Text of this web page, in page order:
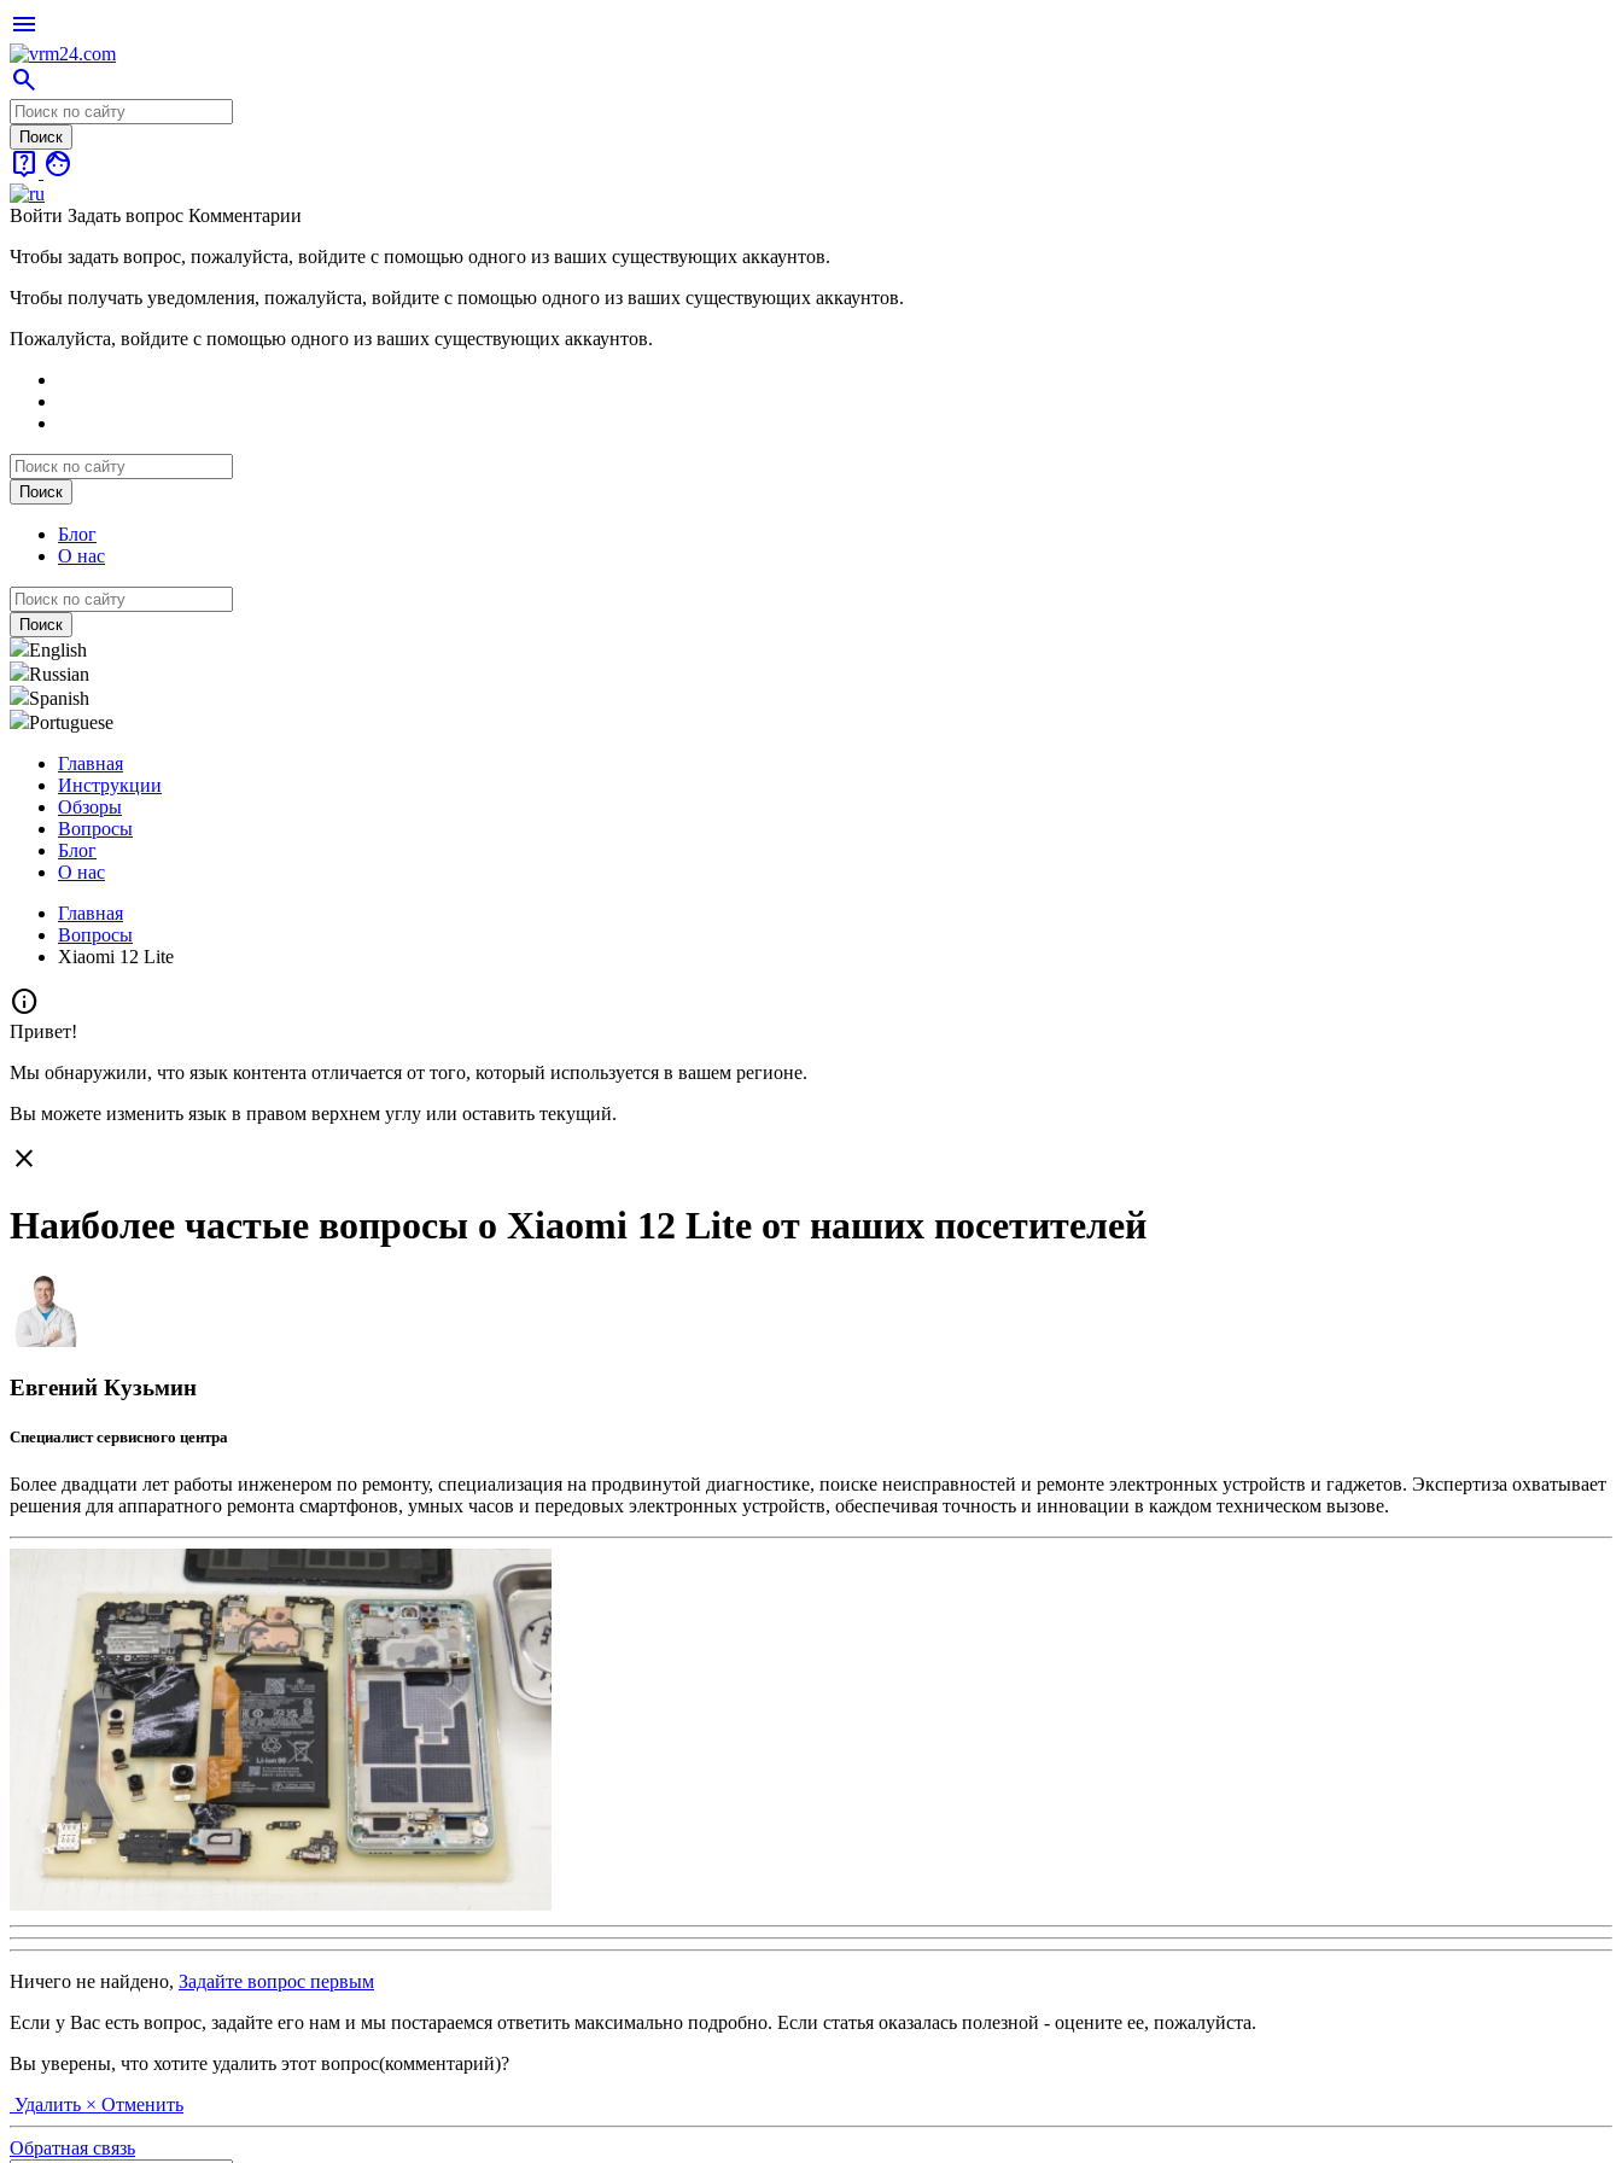
menu
search
live_help face
Войти Задать вопрос Комментарии
Чтобы задать вопрос, пожалуйста, войдите с помощью одного из ваших существующих аккаунтов.
Чтобы получать уведомления, пожалуйста, войдите с помощью одного из ваших существующих аккаунтов.
Пожалуйста, войдите с помощью одного из ваших существующих аккаунтов.
Блог
О нас
English
Russian
Spanish
Portuguese
Главная
Инструкции
Обзоры
Вопросы
Блог
О нас
Главная
Вопросы
Xiaomi 12 Lite
info
Привет!
Мы обнаружили, что язык контента отличается от того, который используется в вашем регионе.
Вы можете изменить язык в правом верхнем углу или оставить текущий.
close
Наиболее частые вопросы о Xiaomi 12 Lite от наших посетителей
Евгений Кузьмин
Специалист сервисного центра
Более двадцати лет работы инженером по ремонту, специализация на продвинутой диагностике, поиске неисправностей и ремонте электронных устройств и гаджетов. Экспертиза охватывает
решения для аппаратного ремонта смартфонов, умных часов и передовых электронных устройств, обеспечивая точность и инновации в каждом техническом вызове.
Ничего не найдено, Задайте вопрос первым
Если у Вас есть вопрос, задайте его нам и мы постараемся ответить максимально подробно. Если статья оказалась полезной - оцените ее, пожалуйста.
Вы уверены, что хотите удалить этот вопрос(комментарий)?
Удалить × Отменить
Обратная связь